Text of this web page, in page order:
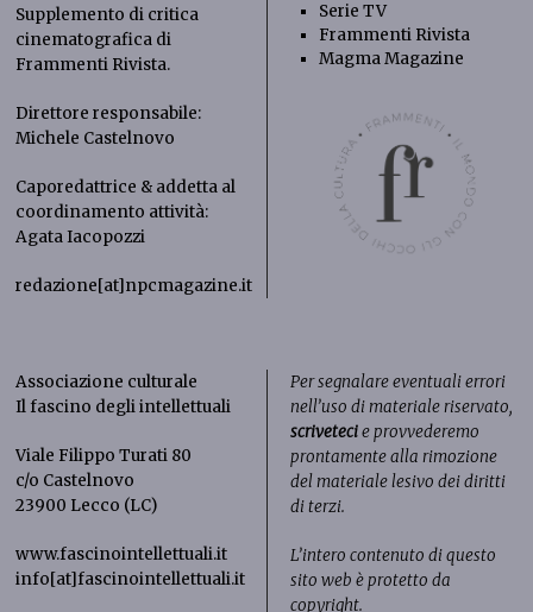
Supplemento di critica
cinematografica di
Frammenti Rivista.
Direttore responsabile:
Michele Castelnovo
Caporedattrice & addetta al
coordinamento attività:
Agata Iacopozzi
redazione[at]npcmagazine.it
Serie TV
Frammenti Rivista
Magma Magazine
Associazione culturale
Il fascino degli intellettuali
Viale Filippo Turati 80
c/o Castelnovo
23900 Lecco (LC)
www.fascinointellettuali.it
info[at]fascinointellettuali.it
Per segnalare eventuali errori
nell’uso di materiale riservato,
scrivetecie provvederemo
prontamente alla rimozione
del materiale lesivo dei diritti
di terzi.
L’intero contenuto di questo
sito web è protetto da
copyright.